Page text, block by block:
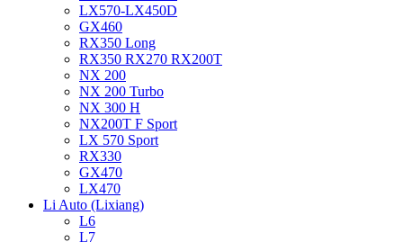
LX570-LX450D
GX460
RX350 Long
RX350 RX270 RX200T
NX 200
NX 200 Turbo
NX 300 H
NX200T F Sport
LX 570 Sport
RX330
GX470
LX470
Li Auto (Lixiang)
L6
L7